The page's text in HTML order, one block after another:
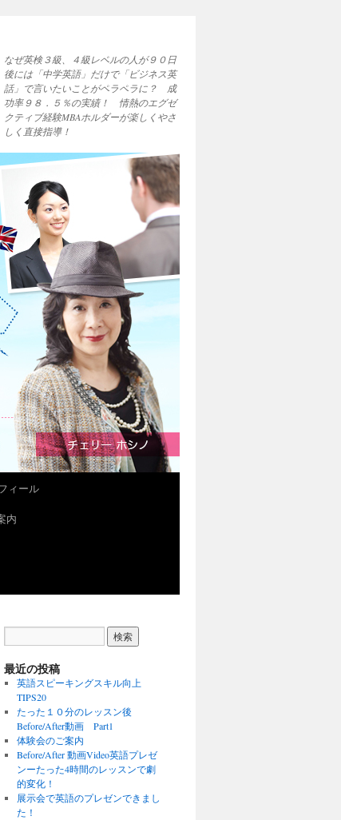
なぜ英検３級、４級レベルの人が９０日
後には「中学英語」だけで「ビジネス英
話」で言いたいことがペラペラに？ 成
功率９８．５％の実績！ 情熱のエグゼ
クティブ経験MBAホルダーが楽しくやさ
しく直接指導！
ィール
内
最近の投稿
英語スピーキングスキル向上
TIPS20
たった１０分のレッスン後
Before/After動画 Part1
体験会のご案内
Before/After 動画Video英語プレゼ
ンーたった4時間のレッスンで劇
的変化！
展示会で英語のプレゼンできまし
た！